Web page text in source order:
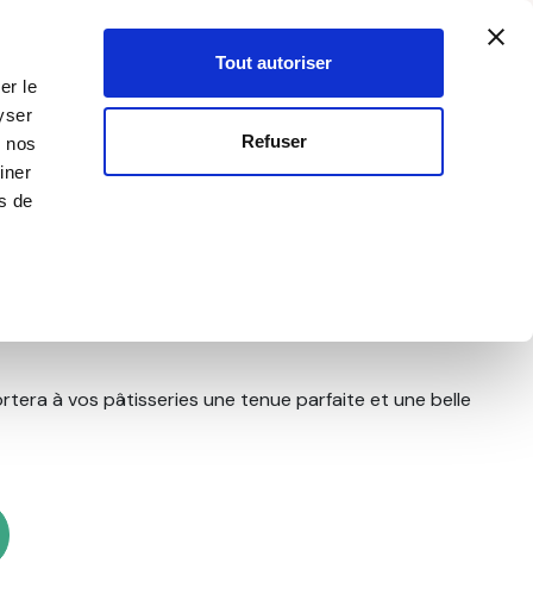
le
nos
de
Tout autoriser
Refuser
Créer un compte
Mon compte
Inscription -Connexion Votre
à vos pâtisseries une tenue parfaite et une belle